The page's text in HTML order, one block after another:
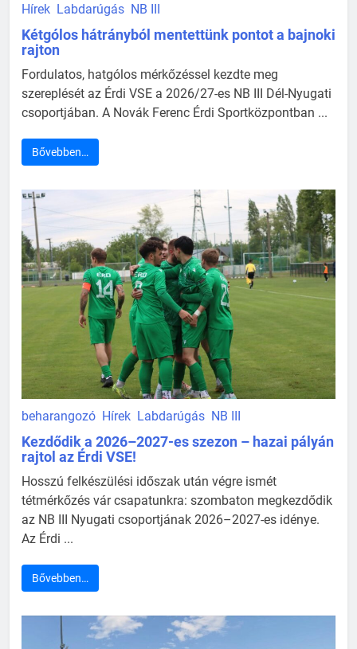
Hírek Labdarúgás NB III
Kétgólos hátrányból mentettünk pontot a bajnoki
rajton
Fordulatos, hatgólos mérkőzéssel kezdte meg
szereplését az Érdi VSE a 2026/27-es NB III Dél-Nyugati
csoportjában. A Novák Ferenc Érdi Sportközpontban ...
Bővebben…
beharangozó Hírek Labdarúgás NB III
Kezdődik a 2026–2027-es szezon – hazai pályán
rajtol az Érdi VSE!
Hosszú felkészülési időszak után végre ismét
tétmérkőzés vár csapatunkra: szombaton megkezdődik
az NB III Nyugati csoportjának 2026–2027-es idénye.
Az Érdi ...
Bővebben…